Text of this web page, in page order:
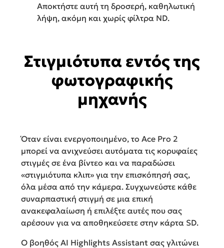
Αποκτήστε αυτή τη δροσερή, καθηλωτική
λήψη, ακόμη και χωρίς φίλτρα ND.
Στιγμιότυπα εντός της
φωτογραφικής
μηχανής
Όταν είναι ενεργοποιημένο, το Ace Pro 2
μπορεί να ανιχνεύσει αυτόματα τις κορυφαίες
στιγμές σε ένα βίντεο και να παραδώσει
«στιγμιότυπα κλιπ» για την επισκόπησή σας,
όλα μέσα από την κάμερα. Συγχωνεύστε κάθε
συναρπαστική στιγμή σε μια επική
ανακεφαλαίωση ή επιλέξτε αυτές που σας
αρέσουν για να αποθηκεύσετε στην κάρτα SD.
Ο βοηθός AI Highlights Assistant σας γλιτώνει